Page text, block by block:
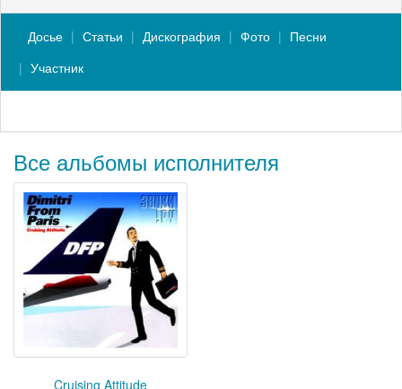
Досье Статьи Дискография Фото
Песни
Участник
Все альбомы исполнителя
Cruising Attitude